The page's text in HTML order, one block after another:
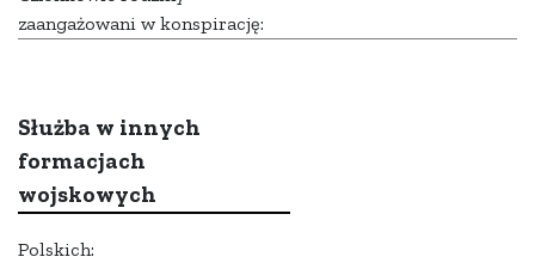
zaangażowani w konspirację:
Służba w innych
formacjach
wojskowych
Polskich: